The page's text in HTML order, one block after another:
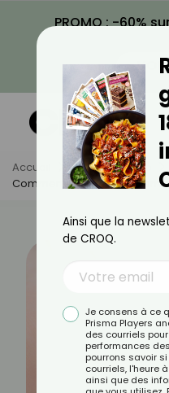
PROMO : -60%
Accueil Actus
Santé
Comment Soigner Une
Ainsi que la
de CROQ.
Je consens à ce
Prisma Players
des courriels
performances
pourrons savoir
courriels, l'heure
ainsi que des